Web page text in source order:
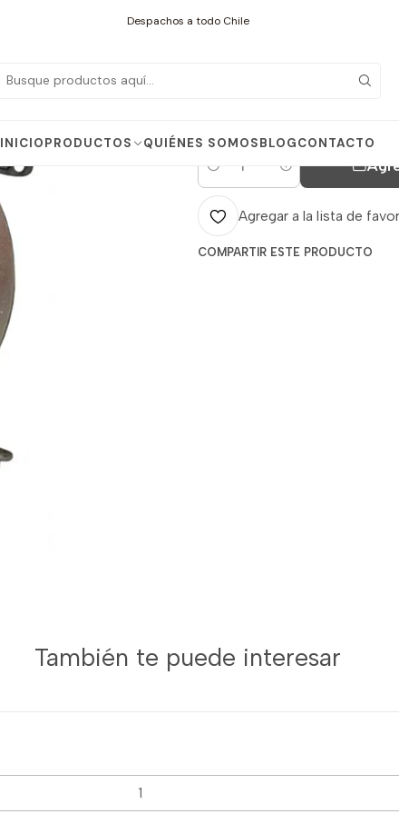
INICIOPRODUCTOS QUIÉNES SOMOSBLOGCONTACTO
Despachos a todo Chile
Sistema Bottom Loading
TAPA
Cantidad
Agregar a la lista de
COMPARTIR ESTE PRODUCTO
También te puede interesar